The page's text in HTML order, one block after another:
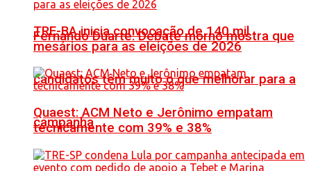
Fernando Duarte: Debate morno mostra que
candidatos têm muito o que melhorar para a
campanha
TRE-BA inicia convocação de 140 mil
mesários para as eleições de 2026
Quaest: ACM Neto e Jerônimo empatam
tecnicamente com 39% e 38%